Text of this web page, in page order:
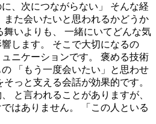
に、次につながらない」 そんな経
た会いたいと思われるかどうか
舞いよりも、 一緒にいてどんな気
します。 そこで大切になるの
ニケーションです。 褒める技術
「もう一度会いたい」と思わせ
っと支える会話が効果的です。
と言われることがありますが、
はありません。 「この人といる